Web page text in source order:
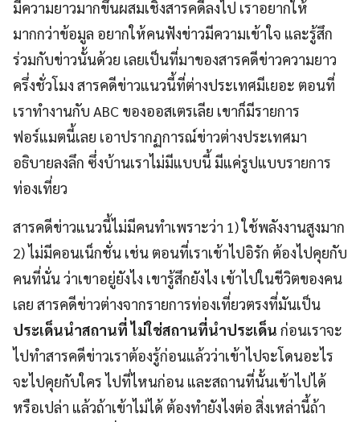
มีความยาวมากขึ้นผสมเชิงสารคดีลงไป เราอยากให้
มากกว่าข้อมูล อยากให้คนฟังข่าวมีความเข้าใจ และรู้สึก
ร่วมกับข่าวนั้นด้วย เลยเป็นที่มาของสารคดีข่าวความยาว
ครึ่งชั่วโมง สารคดีข่าวแนวนี้ที่ต่างประเทศมีเยอะ ตอนที่
เราทำงานกับ ABC ของออสเตรเลีย เขาก็มีรายการ
ฟอร์แมตนี้เลย เอาปรากฏการณ์ข่าวต่างประเทศมา
อธิบายลงลึก ซึ่งบ้านเราไม่มีแบบนี้ มีแค่รูปแบบรายการ
ท่องเที่ยว
สารคดีข่าวแนวนี้ไม่มีคนทำเพราะว่า 1) ใช้พลังงานสูงมาก
2) ไม่มีคอนเน็กชั่น เช่น ตอนที่เราเข้าไปอิรัก ต้องไปคุยกับ
คนที่นั่น ว่าเขาอยู่ยังไง เขารู้สึกยังไง เข้าไปในชีวิตของคน
เลย สารคดีข่าวต่างจากรายการท่องเที่ยวตรงที่มันเป็น
ประเด็นนำสถานที่ ไม่ใช่สถานที่นำประเด็น ก่อนเราจะ
ไปทำสารคดีข่าวเราต้องรู้ก่อนแล้วว่าเข้าไปจะโดนอะไร
จะไปคุยกับใคร ไปที่ไหนก่อน และสถานที่นั้นเข้าไปได้
หรือเปล่า แล้วถ้าเข้าไม่ได้ ต้องทำยังไงต่อ สิ่งเหล่านี้ถ้า